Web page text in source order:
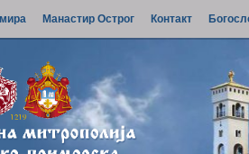
Манастир Острог Контакт